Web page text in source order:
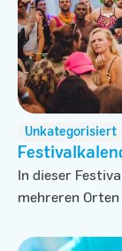
Unkategorisiert
In dieser
mehreren Orten